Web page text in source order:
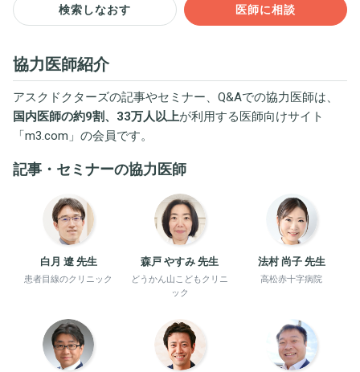
検索しなおす 医師に相談
協力医師紹介
アスクドクターズの記事やセミナー、Q&Aでの協力医師は、
国内医師の約9割、33万人以上が利用する医師向けサイト
「m3.com 」の会員です。
記事・セミナーの協力医師
白月 遼 先生
患者目線のクリニック
森戸 やすみ 先生
どうかん山こどもクリニ
ック
法村 尚子 先生
高松赤十字病院